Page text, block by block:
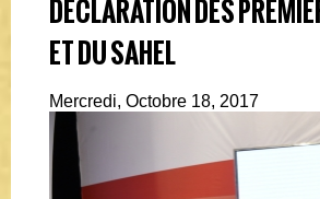
DÉCLARATION DES
ET DU SAHEL
Mercredi, Octobre 18, 2017